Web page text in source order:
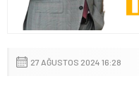
27 AĞUSTOS 2024 16:28